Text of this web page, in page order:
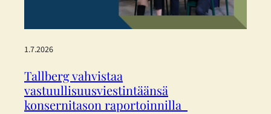
1.7.2026
Tallberg vahvistaa
vastuullisuusviestintäänsä
konsernitason raportoinnilla